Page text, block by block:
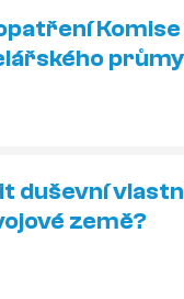
duševní
země?